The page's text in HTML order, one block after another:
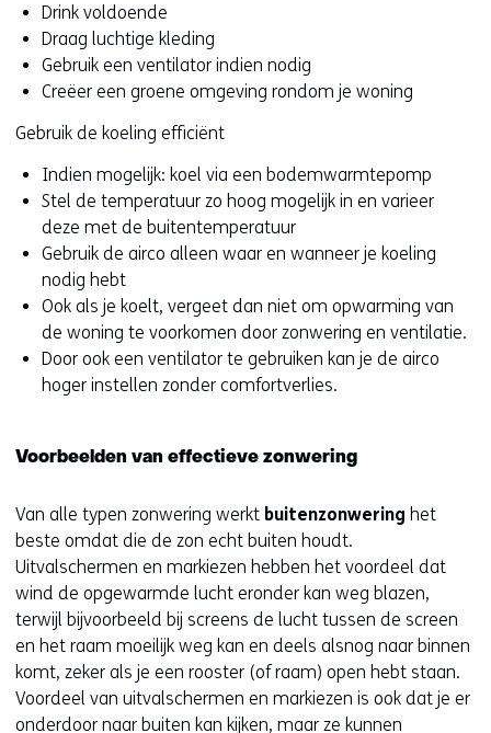
Drink voldoende
Draag luchtige kleding
Gebruik een ventilator indien nodig
Creëer een groene omgeving rondom je woning
Gebruik de koeling efficiënt
Indien mogelijk: koel via een bodemwarmtepomp
Stel de temperatuur zo hoog mogelijk in en varieer
deze met de buitentemperatuur
Gebruik de airco alleen waar en wanneer je koeling
nodig hebt
Ook als je koelt, vergeet dan niet om opwarming van
de woning te voorkomen door zonwering en ventilatie.
Door ook een ventilator te gebruiken kan je de airco
hoger instellen zonder comfortverlies.
Voorbeelden van effectieve zonwering
Van alle typen zonwering werkt buitenzonwering het
beste omdat die de zon echt buiten houdt.
Uitvalschermen en markiezen hebben het voordeel dat
wind de opgewarmde lucht eronder kan weg blazen,
terwijl bijvoorbeeld bij screens de lucht tussen de screen
en het raam moeilijk weg kan en deels alsnog naar binnen
komt, zeker als je een rooster (of raam) open hebt staan.
Voordeel van uitvalschermen en markiezen is ook dat je er
onderdoor naar buiten kan kijken, maar ze kunnen